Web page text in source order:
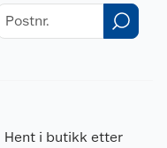
Hent i butikk etter